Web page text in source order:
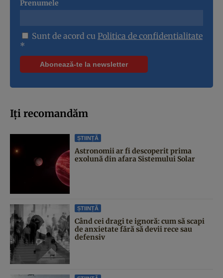
Prenumele
Sunt de acord cu Politica de confidentialitate
*
Iți recomandăm
ȘTIINȚĂ
Astronomii ar fi descoperit prima
exolună din afara Sistemului Solar
ȘTIINȚĂ
Când cei dragi te ignoră: cum să scapi
de anxietate fără să devii rece sau
defensiv